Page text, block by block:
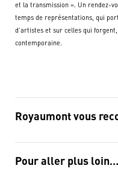
et la transmission ». Un rendez-
temps de représentations, qui
d’artistes et sur celles qui
contemporaine.
Royaumont vous
Pour aller plus loin…